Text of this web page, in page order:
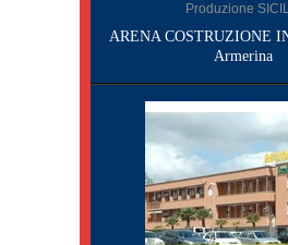
Produzione
ARENA COSTRUZIONE
Armerina